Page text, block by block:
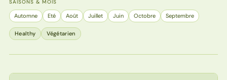
SAISONS & MOIS
Automne Eté Août Juillet Juin Octobre Septembre
Healthy Végétarien